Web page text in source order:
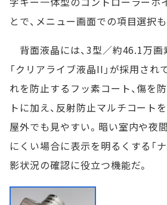
とで、メニュー画面での項目選択
背面液晶には、3型／約46.1万
「クリアライブ液晶II」が採用され
れを防止するフッ素コート、傷を
トに加え、反射防止マルチコート
屋外でも見やすい。暗い室内や夜
にくい場合に表示を明るくする「
影状況の確認に役立つ機能だ。